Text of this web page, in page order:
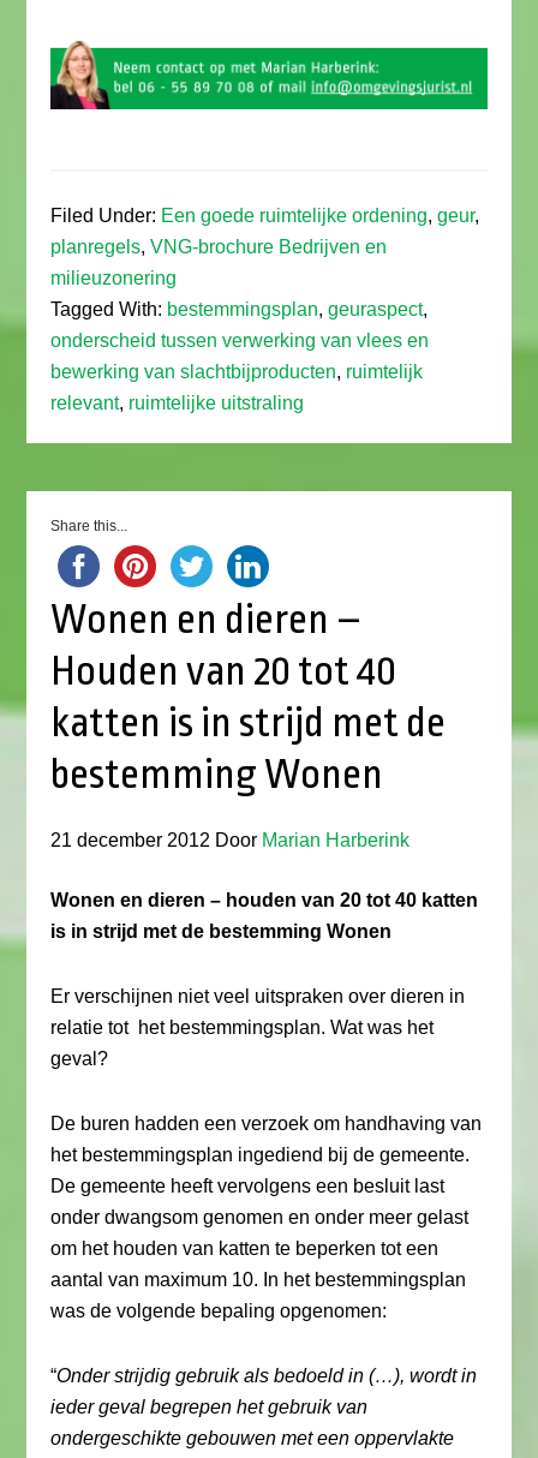
Filed Under: Een goede ruimtelijke ordening,geur,
planregels,VNG-brochure Bedrijven en
milieuzonering
Tagged With: bestemmingsplan,geuraspect,
onderscheid tussen verwerking van vlees en
bewerking van slachtbijproducten, ruimtelijk
relevant, ruimtelijke uitstraling
Share this...
Wonen en dieren –
Houden van 20 tot 40
katten is in strijd met de
bestemming Wonen
21 december 2012 Door Marian Harberink
Wonen en dieren – houden van 20 tot 40 katten
is in strijd met de bestemming Wonen
Er verschijnen niet veel uitspraken over dieren in
relatie tot het bestemmingsplan. Wat was het
geval?
De buren hadden een verzoek om handhaving van
het bestemmingsplan ingediend bij de gemeente.
De gemeente heeft vervolgens een besluit last
onder dwangsom genomen en onder meer gelast
om het houden van katten te beperken tot een
aantal van maximum 10. In het bestemmingsplan
was de volgende bepaling opgenomen:
“Onder strijdig gebruik als bedoeld in (…), wordt in
ieder geval begrepen het gebruik van
ondergeschikte gebouwen met een oppervlakte